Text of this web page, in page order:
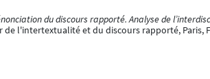
du discours rapporté. Analyse de
l'intertextualité et du discours rapporté, Paris,